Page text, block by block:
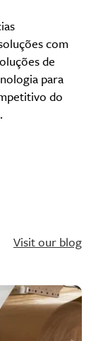
com
de
para
do
Visit our blog